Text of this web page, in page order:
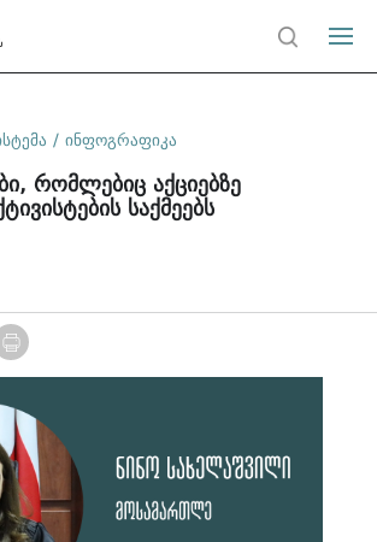
/ინფოგრაფიკა
რომლებიც აქციებზე
საქმეებს